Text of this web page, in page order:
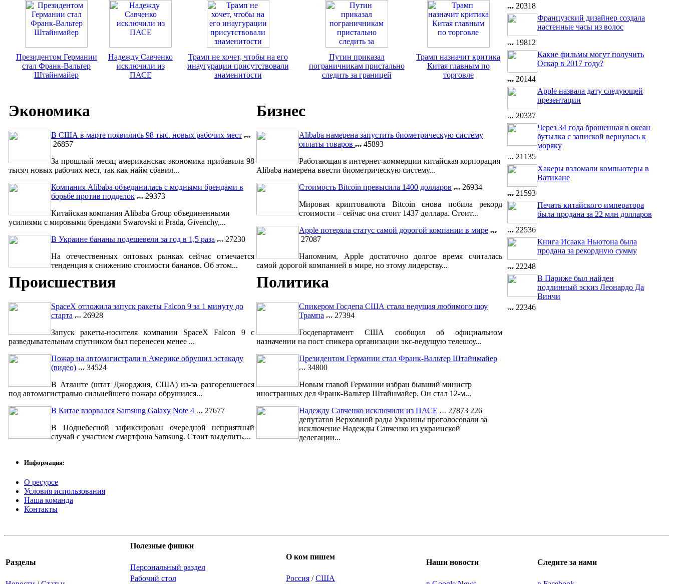
Президентом Германии
стал Франк-Вальтер
Штайнмайер
Надежду Савченко
исключили из
ПАСЕ
Трамп не хочет, чтобы на его
инаугурации присутствовали
знаменитости
Путин приказал
пограничникам пристально
следить за границей
Трамп назначит критика
Китая главным по
торговле
Экономика
В США в марте появились 98 тыс. новых рабочих мест
26857
За прошлый месяц американская экономика прибавила 98
тысяч новых рабочих мест, так как найм сбавил...
Компания Alibaba объединилась с модными брендами в
борьбе против подделок
29373
Китайская компания Alibaba Group объединенными
усилиями с мировыми брендами Swarovski и Prada, Givenchy,...
В Украине бананы подешевели за год в 1,5 раза
27230
На отечественных оптовых рынках сейчас отмечается
тенденция к снижению стоимости бананов. Об этом...
Бизнес
Alibaba намерена запустить биометрическую систему
оплаты товаров
45893
Работающая в интернет-коммерции китайская корпорация
Alibaba намерена ввести биометрическую систему...
Стоимость Bitcoin превысила 1400 долларов
26934
Мировая криптовалюта Bitcoin снова побила рекорд
стоимости – сейчас она стоит 1437 доллара. Стоит...
Apple потеряла статус самой дорогой компании в мире
27087
Напомним, Apple достаточно долгое время считалась
самой дорогой компанией в мире, но этому лидерству...
Происшествия
SpaceX отложила запуск ракеты Falcon 9 за 1 минуту до
старта
26928
Запуск ракеты-носителя компании SpaceX Falcon 9 с
разведывательным спутником был перенесен менее ...
Пожар на автомагистрали в Америке обрушил эстакаду
(видео)
34524
В Атланте (штат Джорджия, США) из-за разгоревшегося
под автомагистралью сильнейшего пожара обрушился...
В Китае взорвался Samsung Galaxy Note 4
27677
В Поднебесной зафиксирован очередной неприятный
случай с участием смартфона Samsung. Стоит выделить,...
Политика
Спикером Госдепа США стала ведущая любимого шоу
Трампа
27394
Госдепартамент США сообщил об официальном
назначении на пост спикера организации экс-ведущую телешоу...
Президентом Германии стал Франк-Вальтер Штайнмайер
34800
Новым главой Германии избран бывший министр
иностранных дел Франк-Вальтер Штайнмайер. Он стал 12-м...
Надежду Савченко исключили из ПАСЕ
27873 226
депутатов Верховной рады Украины проголосовали за
исключение Надежды Савченко из украинской
делегации...
20318
Французский дизайнер создала
настенные часы из волос
19812
Какие фильмы могут получить
Оскар в 2017 году?
20144
Apple назвала дату следующей
презентации
20337
Через 34 года брошенная в океан
бутылка с запиской вернулась к
моряку
21135
Хакеры взломали компьютеры в
Ватикане
21593
Печать китайского императора
была продана за 22 млн долларов
22536
Книга Исаака Ньютона была
продана за рекордную сумму
22248
В Париже был найден
подлинный эскиз Леонардо Да
Винчи
22346
Информация:
О ресурсе
Условия использования
Наша команда
Контакты
Разделы
Полезные фишки
Персональный раздел
Рабочий стол
О ком пишем
Россия /США
Наши новости Следите за нами